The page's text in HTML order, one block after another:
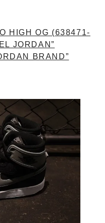
HIGH OG (638471-
JORDAN”
BRAND”